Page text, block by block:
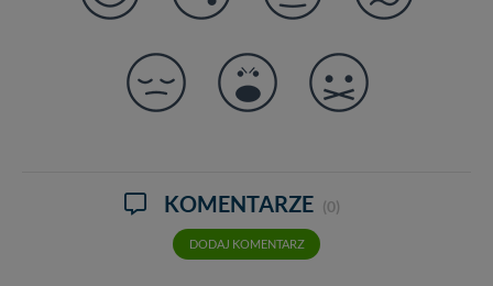
KOMENTARZE (0)
DODAJ KOMENTARZ